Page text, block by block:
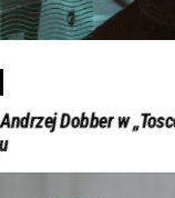
Dobber w